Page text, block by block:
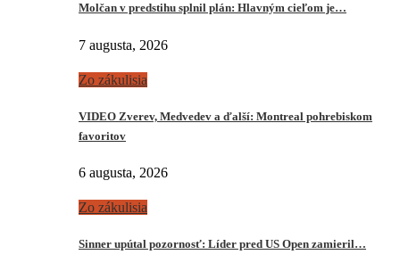
Molčan v predstihu splnil plán: Hlavným cieľom je…
7 augusta, 2026
Zo zákulisia
VIDEO Zverev, Medvedev a ďalší: Montreal pohrebiskom
favoritov
6 augusta, 2026
Zo zákulisia
Sinner upútal pozornosť: Líder pred US Open zamieril…